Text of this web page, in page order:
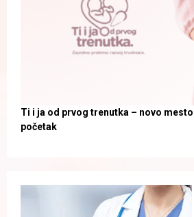
Ti i ja od prvog trenutka – novo
početak